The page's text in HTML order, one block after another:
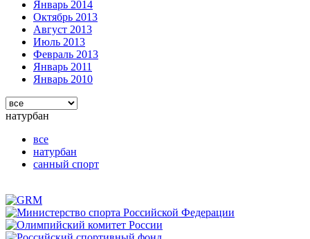
Январь 2014
Октябрь 2013
Август 2013
Июль 2013
Февраль 2013
Январь 2011
Январь 2010
натурбан
все
натурбан
санный спорт